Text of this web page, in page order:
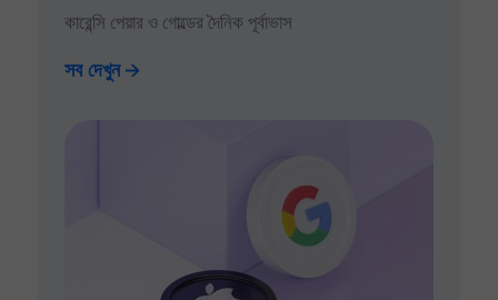
কারেন্সি পেয়ার ও গোল্ডের দৈনিক পূর্বাভাস
সব দেখুন